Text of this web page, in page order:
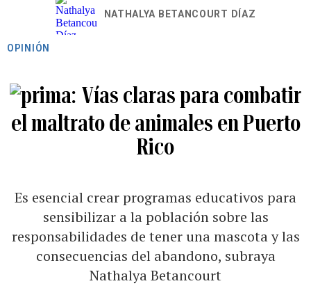
NATHALYA BETANCOURT DÍAZ
OPINIÓN
Vías claras para combatir
el maltrato de animales en Puerto
Rico
Es esencial crear programas educativos para
sensibilizar a la población sobre las
responsabilidades de tener una mascota y las
consecuencias del abandono, subraya
Nathalya Betancourt